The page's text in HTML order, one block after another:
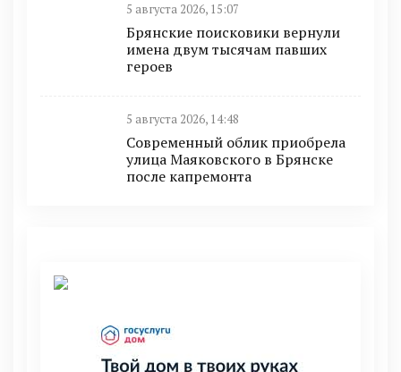
5 августа 2026, 15:07
Брянские поисковики вернули
имена двум тысячам павших
героев
5 августа 2026, 14:48
Современный облик приобрела
улица Маяковского в Брянске
после капремонта